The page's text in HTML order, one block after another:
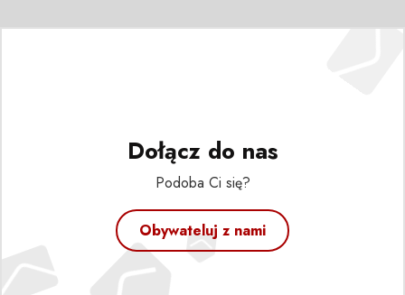
Dołącz do nas
Podoba Ci się?
Obywateluj z nami